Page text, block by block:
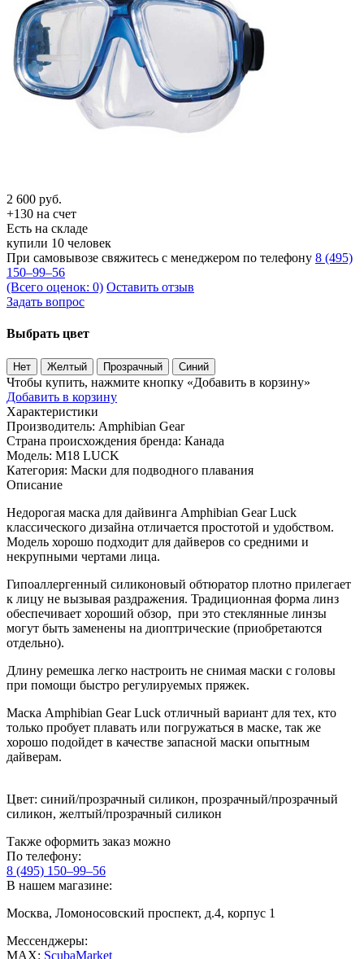
2 600 руб.
+130 на счет
Есть на складе
купили 10 человек
При самовывозе свяжитесь с менеджером по телефону 8 (495)
150–99–56
(Всего оценок: 0) Оставить отзыв
Задать вопрос
Выбрать цвет
Нет Желтый Прозрачный Синий
Чтобы купить, нажмите кнопку «Добавить в корзину»
Добавить в корзину
Характеристики
Производитель: Amphibian Gear
Страна происхождения бренда: Канада
Модель: M18 LUCK
Категория: Маски для подводного плавания
Описание
Недорогая маска для дайвинга Amphibian Gear Luck
классического дизайна отличается простотой и удобством.
Модель хорошо подходит для дайверов со средними и
некрупными чертами лица.
Гипоаллергенный силиконовый обтюратор плотно прилегает
к лицу не вызывая раздражения. Традиционная форма линз
обеспечивает хороший обзор, при это стеклянные линзы
могут быть заменены на диоптрические (приобретаются
отдельно).
Длину ремешка легко настроить не снимая маски с головы
при помощи быстро регулируемых пряжек.
Маска Amphibian Gear Luck отличный вариант для тех, кто
только пробует плавать или погружаться в маске, так же
хорошо подойдет в качестве запасной маски опытным
дайверам.
Цвет: синий/прозрачный силикон, прозрачный/прозрачный
силикон, желтый/прозрачный силикон
Также оформить заказ можно
По телефону:
8 (495) 150–99–56
В нашем магазине:
Москва, Ломоносовский проспект, д.4, корпус 1
Мессенджеры:
MAX: ScubaMarket